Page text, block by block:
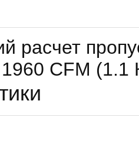
расчет
CFM (1.1